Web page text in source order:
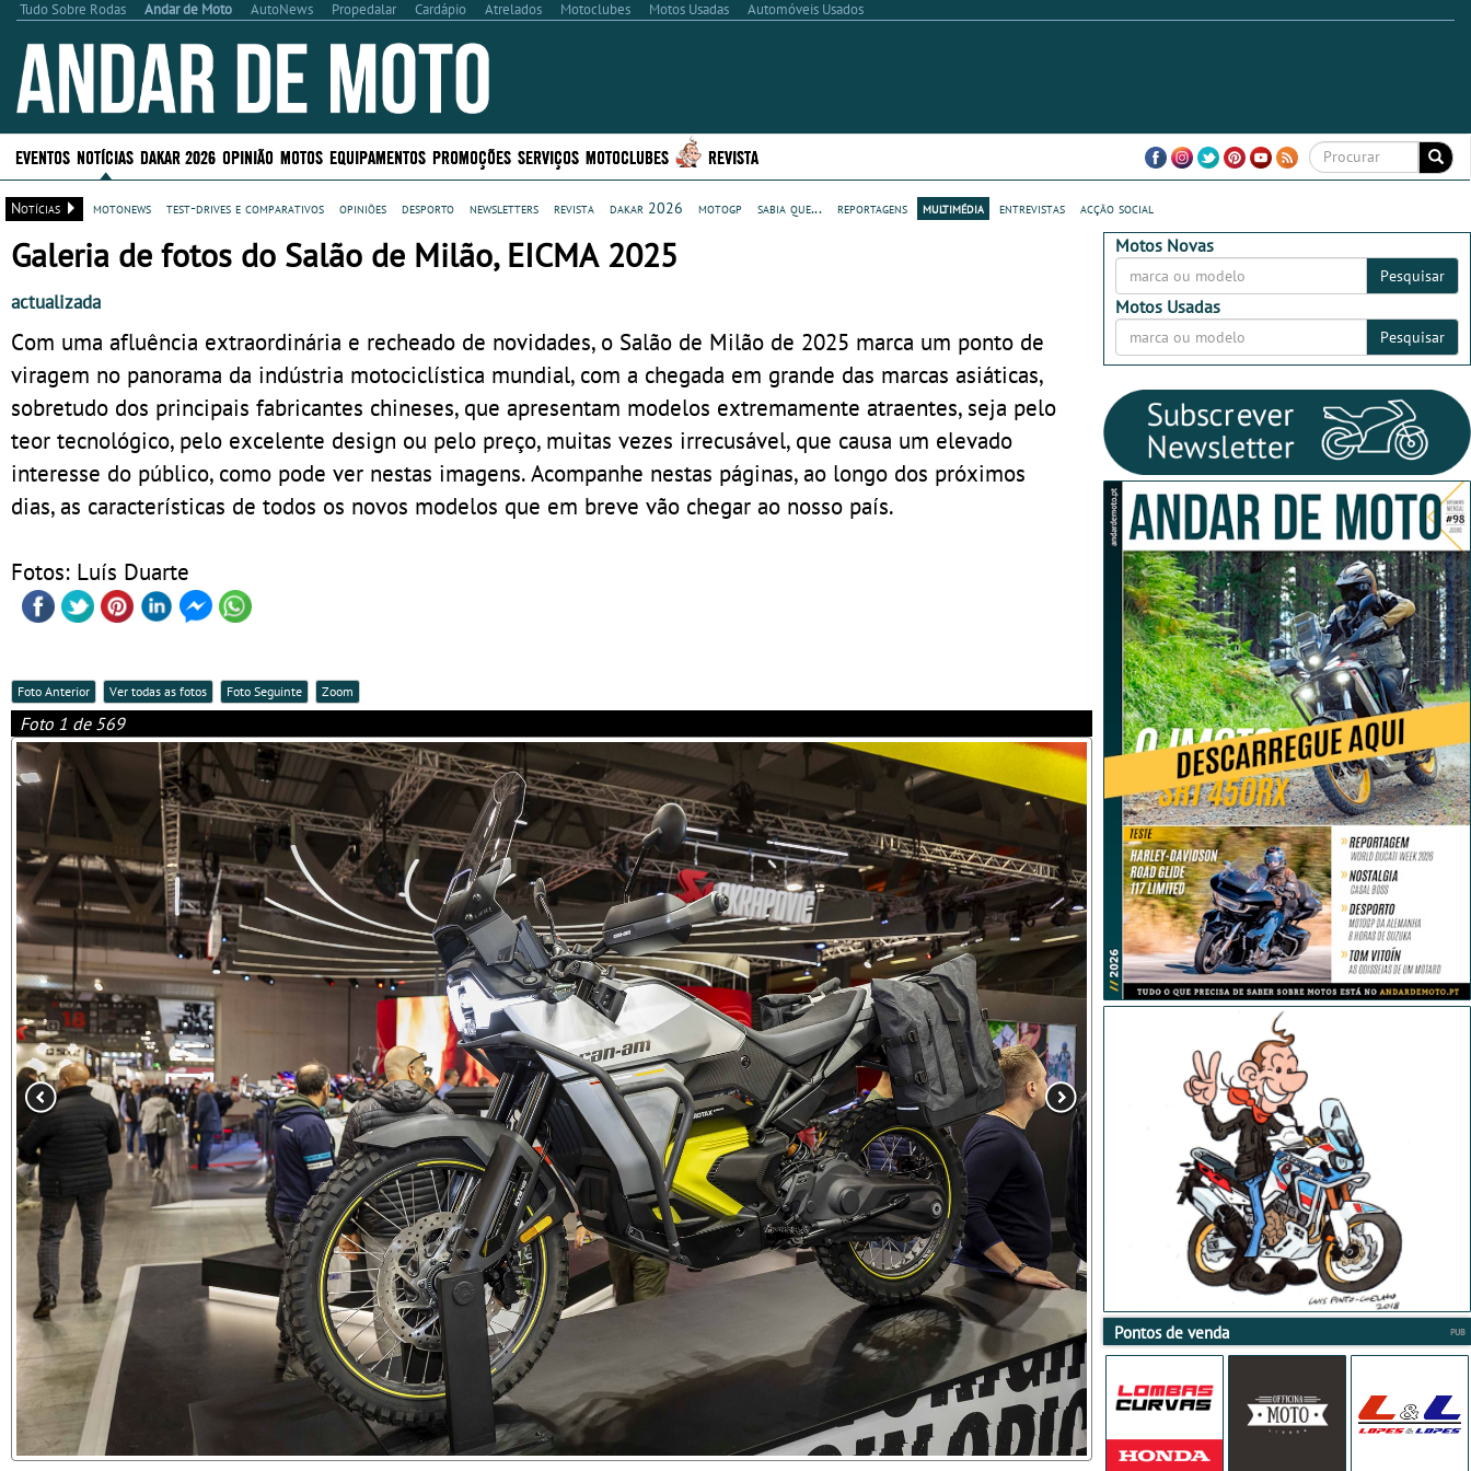
Tudo Sobre Rodas Andar de Moto AutoNews Propedalar Cardápio Atrelados Motoclubes Motos Usadas Automóveis Usados
EVENTOS NOTÍCIAS DAKAR 2026 OPINIÃO MOTOS EQUIPAMENTOS PROMOÇÕES SERVIÇOS MOTOCLUBES REVISTA
Notícias motonews test-drives e comparativos opiniões desporto newsletters revista dakar 2026 motogp sabia que... reportagens multimédia entrevistas acção social
Galeria de fotos do Salão de Milão, EICMA 2025
actualizada
Com uma afluência extraordinária e recheado de novidades, o Salão de Milão de 2025 marca um ponto de
viragem no panorama da indústria motociclística mundial, com a chegada em grande das marcas asiáticas,
sobretudo dos principais fabricantes chineses, que apresentam modelos extremamente atraentes, seja pelo
teor tecnológico, pelo excelente design ou pelo preço, muitas vezes irrecusável, que causa um elevado
interesse do público, como pode ver nestas imagens. Acompanhe nestas páginas, ao longo dos próximos
dias, as características de todos os novos modelos que em breve vão chegar ao nosso país.
Fotos: Luís Duarte
Foto Anterior Ver todas as fotos Foto Seguinte Zoom
Foto 1 de 569
Motos Novas
Pesquisar
Motos Usadas
Pesquisar
Pontos de venda